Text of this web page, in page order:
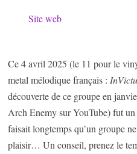
Site web
Ce 4 avril 2025 (le 11 pour le
metal mélodique français :
découverte de ce groupe en
Arch Enemy sur YouTube) fut
faisait longtemps qu’un groupe
plaisir… Un conseil, prenez le